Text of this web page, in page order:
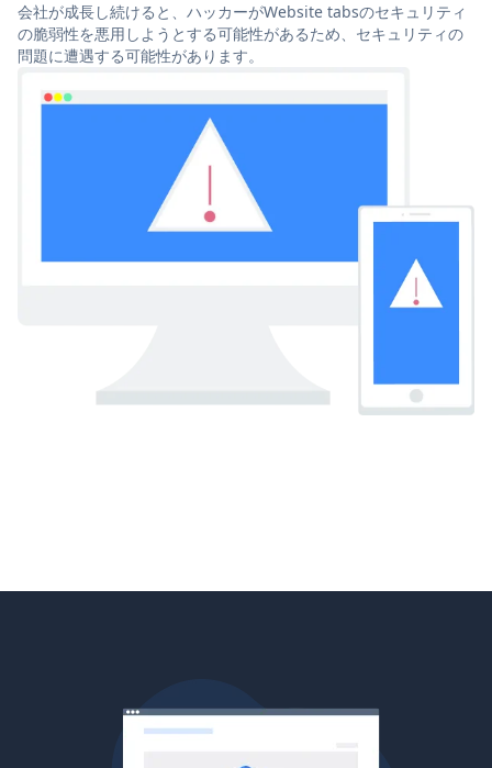
会社が成長し続けると、ハッカーがWebsite tabsのセキュリティ
の脆弱性を悪用しようとする可能性があるため、セキュリティの
問題に遭遇する可能性があります。